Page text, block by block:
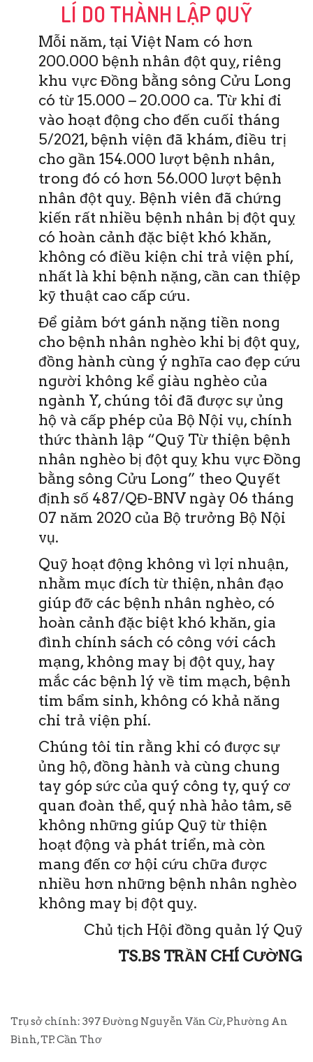
LÍ DO THÀNH LẬP QUỸ
Mỗi năm, tại Việt Nam có hơn
200.000 bệnh nhân đột quỵ, riêng
khu vực Đồng bằng sông Cửu Long
có từ 15.000 – 20.000 ca. Từ khi đi
vào hoạt động cho đến cuối tháng
5/2021, bệnh viện đã khám, điều trị
cho gần 154.000 lượt bệnh nhân,
trong đó có hơn 56.000 lượt bệnh
nhân đột quỵ. Bệnh viên đã chứng
kiến rất nhiều bệnh nhân bị đột quỵ
có hoàn cảnh đặc biệt khó khăn,
không có điều kiện chi trả viện phí,
nhất là khi bệnh nặng, cần can thiệp
kỹ thuật cao cấp cứu.
Để giảm bớt gánh nặng tiền nong
cho bệnh nhân nghèo khi bị đột quỵ,
đồng hành cùng ý nghĩa cao đẹp cứu
người không kể giàu nghèo của
ngành Y, chúng tôi đã được sự ủng
hộ và cấp phép của Bộ Nội vụ, chính
thức thành lập “Quỹ Từ thiện bệnh
nhân nghèo bị đột quỵ khu vực Đồng
bằng sông Cửu Long” theo Quyết
định số 487/QĐ-BNV ngày 06 tháng
07 năm 2020 của Bộ trưởng Bộ Nội
vụ.
Quỹ hoạt động không vì lợi nhuận,
nhằm mục đích từ thiện, nhân đạo
giúp đỡ các bệnh nhân nghèo, có
hoàn cảnh đặc biệt khó khăn, gia
đình chính sách có công với cách
mạng, không may bị đột quỵ, hay
mắc các bệnh lý về tim mạch, bệnh
tim bẩm sinh, không có khả năng
chi trả viện phí.
Chúng tôi tin rằng khi có được sự
ủng hộ, đồng hành và cùng chung
tay góp sức của quý công ty, quý cơ
quan đoàn thể, quý nhà hảo tâm, sẽ
không những giúp Quỹ từ thiện
hoạt động và phát triển, mà còn
mang đến cơ hội cứu chữa được
nhiều hơn những bệnh nhân nghèo
không may bị đột quỵ.
Chủ tịch Hội đồng quản lý Quỹ
TS.BS TRẦN CHÍ CƯỜNG
Trụ sở chính: 397 Đường Nguyễn Văn Cừ, Phường An
Bình, TP. Cần Thơ